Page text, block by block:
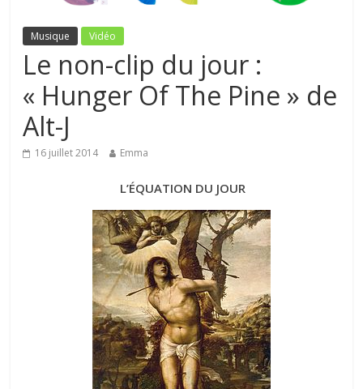
Musique Vidéo
Le non-clip du jour :
« Hunger Of The Pine » de
Alt-J
16 juillet 2014 Emma
L’ÉQUATION DU JOUR